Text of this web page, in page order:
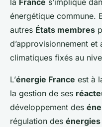
la France s’implique
énergétique commune.
autres États membres
d’approvisionnement
climatiques fixés au
L’énergie France est à
la gestion de ses
développement des
régulation des